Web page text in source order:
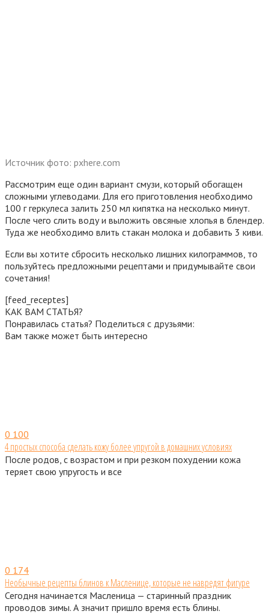
Источник фото: pxhere.com
Рассмотрим еще один вариант смузи, который обогащен
сложными углеводами. Для его приготовления необходимо
100 г геркулеса залить 250 мл кипятка на несколько минут.
После чего слить воду и выложить овсяные хлопья в блендер.
Туда же необходимо влить стакан молока и добавить 3 киви.
Если вы хотите сбросить несколько лишних килограммов, то
пользуйтесь предложными рецептами и придумывайте свои
сочетания!
[feed_receptes]
КАК ВАМ СТАТЬЯ?
Понравилась статья? Поделиться с друзьями:
Вам также может быть интересно
0 100
4 простых способа сделать кожу более упругой в домашних условиях
После родов, с возрастом и при резком похудении кожа
теряет свою упругость и все
0 174
Необычные рецепты блинов к Масленице, которые не навредят фигуре
Сегодня начинается Масленица — старинный праздник
проводов зимы. А значит пришло время есть блины.